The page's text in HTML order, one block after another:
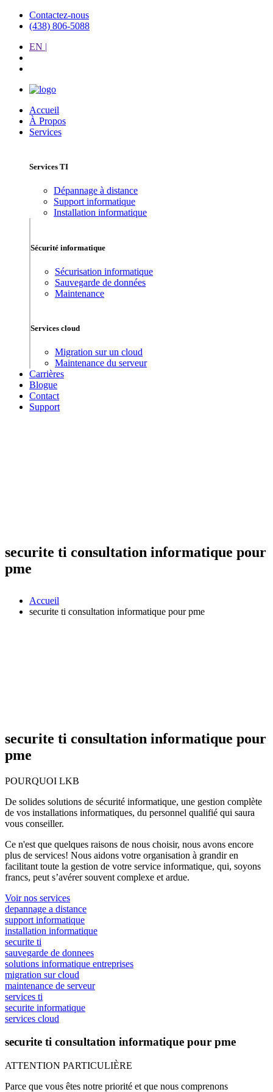
Contactez-nous
(438) 806-5088
EN |
Accueil
À Propos
Services
Services TI
Dépannage à distance
Support informatique
Installation informatique
Sécurité informatique
Sécurisation informatique
Sauvegarde de données
Maintenance
Services cloud
Migration sur un cloud
Maintenance du serveur
Carrières
Blogue
Contact
Support
securite ti consultation informatique pour
pme
Accueil
securite ti consultation informatique pour pme
securite ti consultation informatique pour
pme
POURQUOI LKB
De solides solutions de sécurité informatique, une gestion complète
de vos installations informatiques, du personnel qualifié qui saura
vous conseiller.
Ce n'est que quelques raisons de nous choisir, nous avons encore
plus de services! Nous aidons votre organisation à grandir en
facilitant toute la gestion de votre service informatique, qui, soyons
francs, peut s’avérer souvent complexe et ardue.
Voir nos services
depannage a distance
support informatique
installation informatique
securite ti
sauvegarde de donnees
solutions informatique entreprises
migration sur cloud
maintenance de serveur
services ti
securite informatique
services cloud
securite ti consultation informatique pour pme
ATTENTION PARTICULIÈRE
Parce que vous êtes notre priorité et que nous comprenons